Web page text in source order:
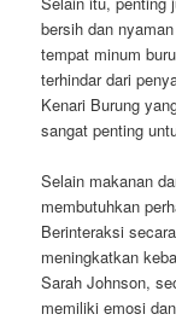
bersih dan
tempat minum
terhindar dari
Kenari Burung
sangat penting
Selain makanan
membutuhkan
Berinteraksi
meningkatkan
Sarah Johnson,
memiliki emosi